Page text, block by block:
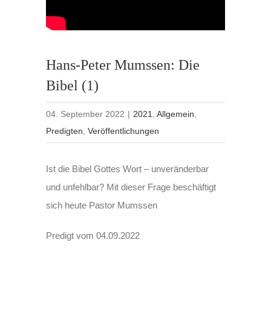
Hans-Peter Mumssen: Die
Bibel (1)
04. September 2022 | 2021,Allgemein,
Predigten,Veröffentlichungen
Ist die Bibel Gottes Wort – unveränderbar
und unfehlbar? Mit dieser Frage beschäftigt
sich heute Pastor Mumssen
Predigt vom 04.09.2022